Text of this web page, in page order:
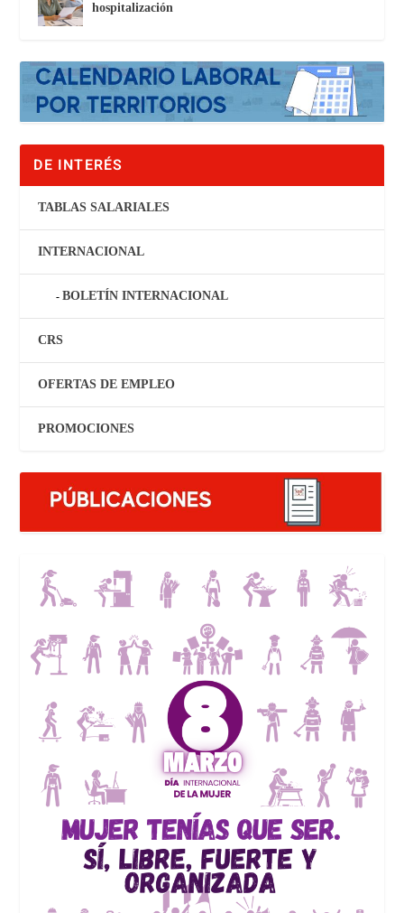
hospitalización
DE INTERÉS
TABLAS SALARIALES
INTERNACIONAL
BOLETÍN INTERNACIONAL
CRS
OFERTAS DE EMPLEO
PROMOCIONES